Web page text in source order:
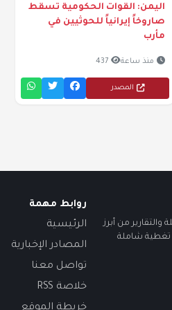
اليمن: القوات الحكومية تسقط
صاروخاً إيرانياً للحوثيين في
مأرب
منذ ساعة 437
المصدر
من أبرز
تغطية شاملة
روابط مهمة
الرئيسية
المصادر الإخبارية
تواصل معنا
خلاصة RSS